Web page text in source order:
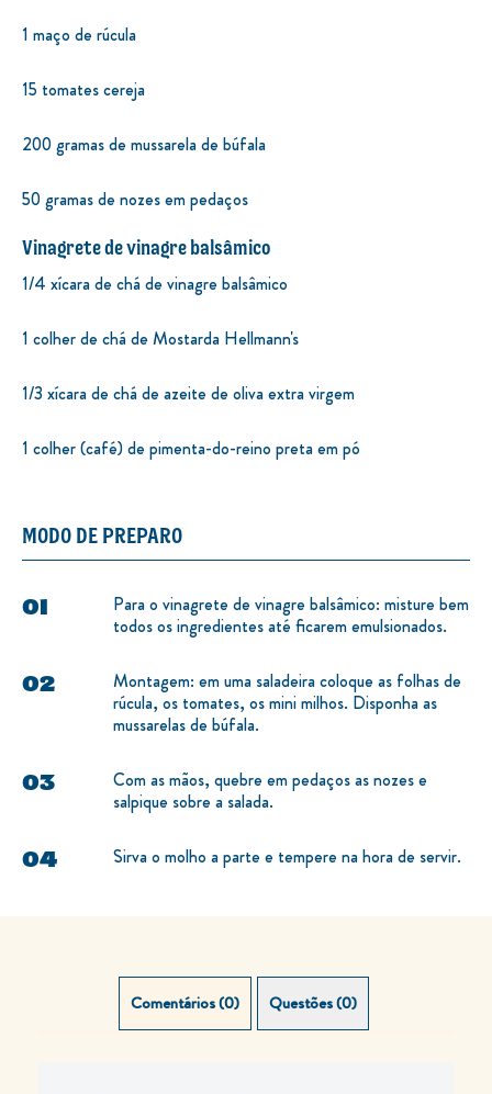
1 maço de rúcula
15 tomates cereja
200 gramas de mussarela de búfala
50 gramas de nozes em pedaços
Vinagrete de vinagre balsâmico
1/4 xícara de chá de vinagre balsâmico
1 colher de chá de Mostarda Hellmann's
1/3 xícara de chá de azeite de oliva extra virgem
1 colher (café) de pimenta-do-reino preta em pó
MODO DE PREPARO
Para o vinagrete de vinagre balsâmico: misture bem
todos os ingredientes até ficarem emulsionados.
Montagem: em uma saladeira coloque as folhas de
rúcula, os tomates, os mini milhos. Disponha as
mussarelas de búfala.
Com as mãos, quebre em pedaços as nozes e
salpique sobre a salada.
Sirva o molho a parte e tempere na hora de servir.
Comentários (0) Questões (0)